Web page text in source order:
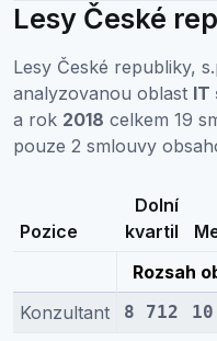
Lesy České
Lesy České republiky,
analyzovanou oblast IT
a rok 2018 celkem 19
pouze 2 smlouvy
Pozice
Dolní
kvartil
Rozsah
Konzultant
8 712